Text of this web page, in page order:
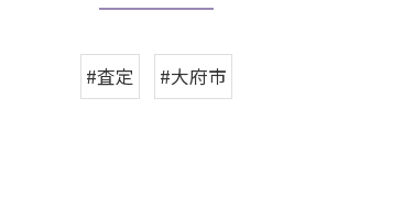
#査定 #大府市